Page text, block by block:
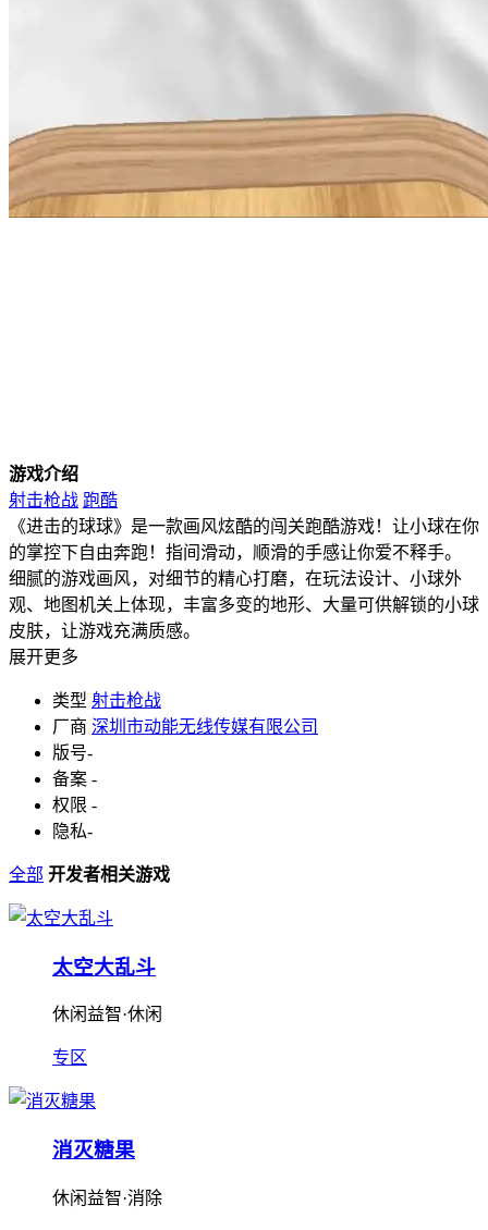
游戏介绍
射击枪战 跑酷
《进击的球球》是一款画风炫酷的闯关跑酷游戏！让小球在你
的掌控下自由奔跑！指间滑动，顺滑的手感让你爱不释手。
细腻的游戏画风，对细节的精心打磨，在玩法设计、小球外
观、地图机关上体现，丰富多变的地形、大量可供解锁的小球
皮肤，让游戏充满质感。
展开更多
类型 射击枪战
厂商 深圳市动能无线传媒有限公司
版号-
备案 -
权限 -
隐私-
全部 开发者相关游戏
太空大乱斗
休闲益智·休闲
专区
消灭糖果
休闲益智·消除